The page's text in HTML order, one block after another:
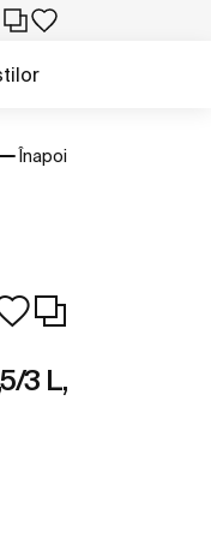
Înapoi
3 L,